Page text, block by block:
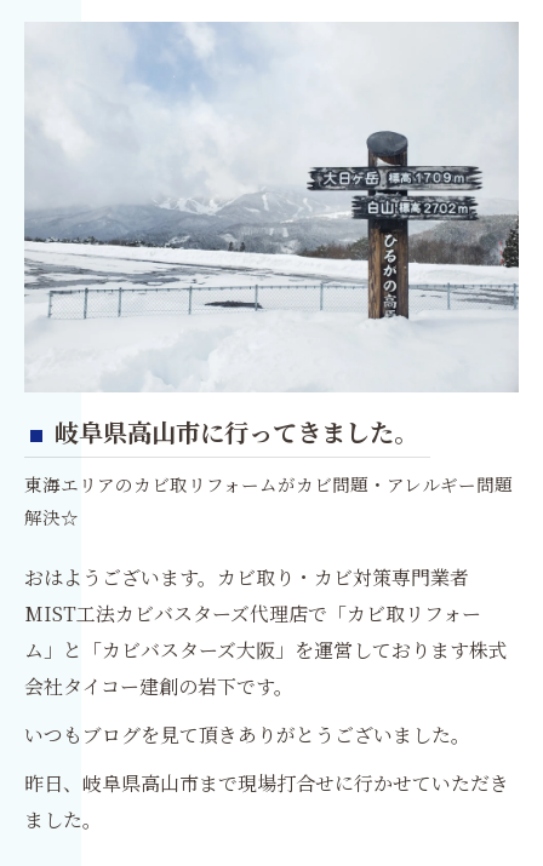
岐阜県高山市に行ってきました。
東海エリアのカビ取リフォームがカビ問題・アレルギー問題
解決☆
おはようございます。カビ取り・カビ対策専門業者
MIST工法カビバスターズ代理店で「カビ取リフォー
ム」と「カビバスターズ大阪」を運営しております株式
会社タイコー建創の岩下です。
いつもブログを見て頂きありがとうございました。
昨日、岐阜県高山市まで現場打合せに行かせていただき
ました。